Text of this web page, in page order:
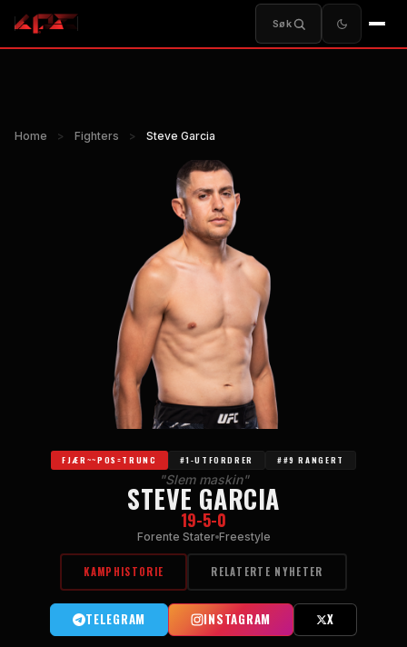
Søk
Home > Fighters > Steve Garcia
FJÆR~~POS=TRUNC #1-UTFORDRER ##9 RANGERT
"Slem maskin"
STEVE GARCIA
19-5-0
Forente Stater Freestyle
KAMPHISTORIE RELATERTE NYHETER
TELEGRAM INSTAGRAM X